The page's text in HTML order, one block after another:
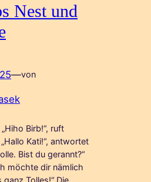
Nest und
—von
Birb!“, ruft
Kati!“, antwortet
Bist du gerannt?“
möchte dir nämlich